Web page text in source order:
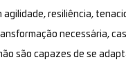
agilidade, resiliência,
necessária,
são capazes de se